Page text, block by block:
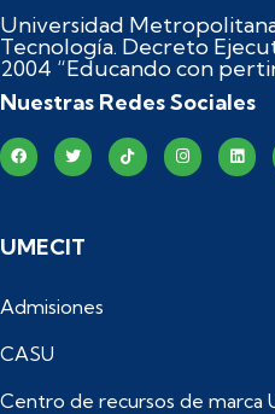
Universidad
Tecnología. Decreto
2004 “Educando con
Nuestras Redes Sociales
UMECIT
Admisiones
CASU
Centro de recursos de marca